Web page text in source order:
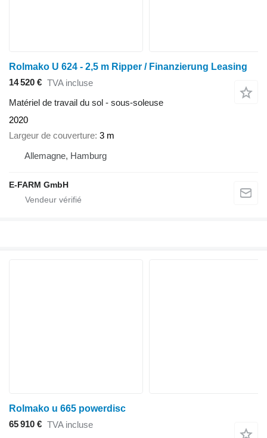
Rolmako U 624 - 2,5 m Ripper / Finanzierung Leasing
14 520 € TVA incluse
Matériel de travail du sol - sous-soleuse
2020
Largeur de couverture 3 m
Allemagne, Hamburg
E-FARM GmbH
Rolmako u 665 powerdisc
65 910 € TVA incluse